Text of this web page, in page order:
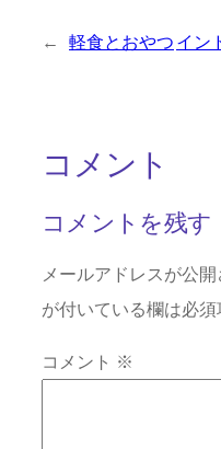
← 軽食とおやつ イン
コメント
コメントを残す
メールアドレスが公
が付いている欄は必須
コメント ※